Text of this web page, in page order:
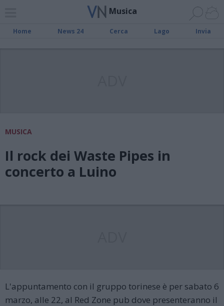
Musica
Home News 24 Cerca Lago Invia
MUSICA
Il rock dei Waste Pipes in
concerto a Luino
L'appuntamento con il gruppo torinese è per sabato 6
marzo, alle 22, al Red Zone pub dove presenteranno il